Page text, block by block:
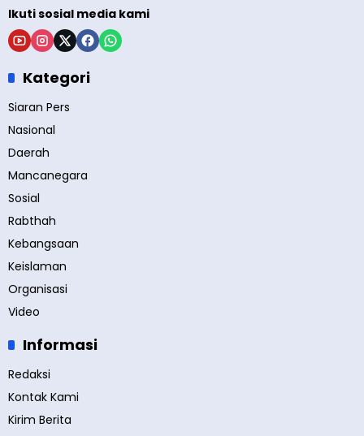
Ikuti sosial media kami
Kategori
Siaran Pers
Nasional
Daerah
Mancanegara
Sosial
Rabthah
Kebangsaan
Keislaman
Organisasi
Video
Informasi
Redaksi
Kontak Kami
Kirim Berita